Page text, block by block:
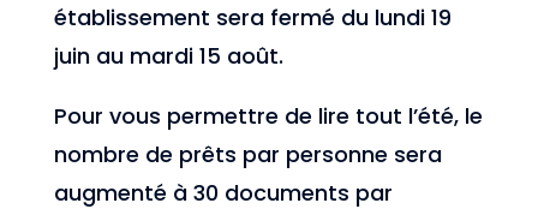
établissement sera fermé du lundi 19
juin au mardi 15 août.
Pour vous permettre de lire tout l’été, le
nombre de prêts par personne sera
augmenté à 30 documents par